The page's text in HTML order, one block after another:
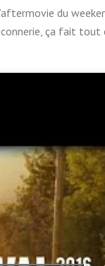
du
ça fait